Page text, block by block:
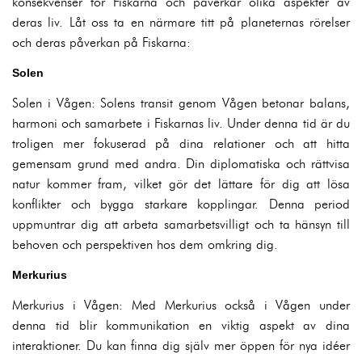
deras liv. Låt oss ta en närmare titt på planeternas rörelser
och deras påverkan på Fiskarna:
Solen
Solen i Vågen: Solens transit genom Vågen betonar balans,
harmoni och samarbete i Fiskarnas liv. Under denna tid är du
troligen mer fokuserad på dina relationer och att hitta
gemensam grund med andra. Din diplomatiska och rättvisa
natur kommer fram, vilket gör det lättare för dig att lösa
konflikter och bygga starkare kopplingar. Denna period
uppmuntrar dig att arbeta samarbetsvilligt och ta hänsyn till
behoven och perspektiven hos dem omkring dig.
Merkurius
Merkurius i Vågen: Med Merkurius också i Vågen under
denna tid blir kommunikation en viktig aspekt av dina
interaktioner. Du kan finna dig själv mer öppen för nya idéer